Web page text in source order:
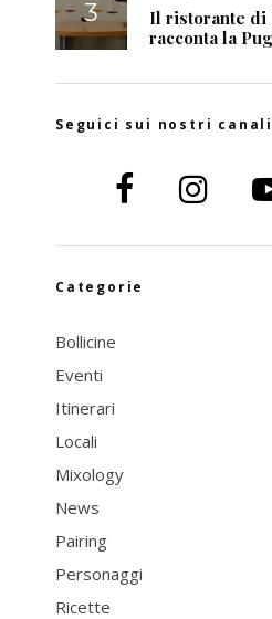
Il ristorante
racconta la
Seguici sui nostri
Categorie
Bollicine
Eventi
Itinerari
Locali
Mixology
News
Pairing
Personaggi
Ricette